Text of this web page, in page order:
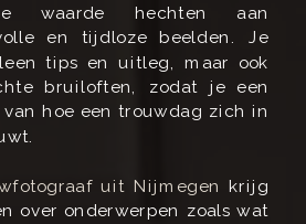
waarde hechten aan
en tijdloze beelden. Je
tips en uitleg, maar ook
bruiloften, zodat je een
hoe een trouwdag zich in
uit Nijmegen krijg
over onderwerpen zoals wat